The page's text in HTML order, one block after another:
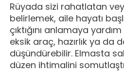
Rüyada sizi rahatlatan
belirlemek, aile hayatı
çıktığını anlamaya
eksik araç, hazırlık ya da
düşündürebilir. Elmasta
düzen ihtimalini